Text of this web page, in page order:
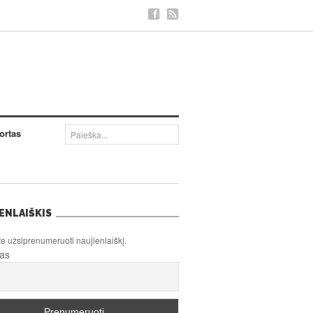
užsiprenumeruoti naujienlaiškį.